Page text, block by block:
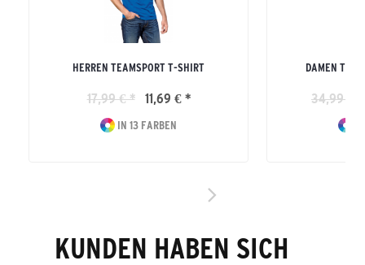
HERREN TEAMSPORT T-SHIRT
17,99 € * 11,69 € *
IN 13 FARBEN
DAMEN
34,99 € *
KUNDEN HABEN SICH